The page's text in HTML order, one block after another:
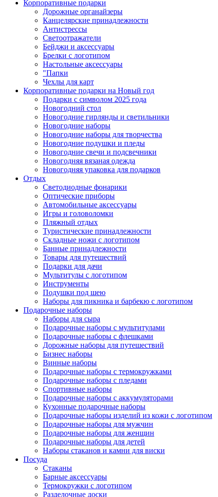
Корпоративные подарки
Дорожные органайзеры
Канцелярские принадлежности
Антистрессы
Светоотражатели
Бейджи и аксессуары
Брелки с логотипом
Настольные аксессуары
"Папки
Чехлы для карт
Корпоративные подарки на Новый год
Подарки с символом 2025 года
Новогодний стол
Новогодние гирлянды и светильники
Новогодние наборы
Новогодние наборы для творчества
Новогодние подушки и пледы
Новогодние свечи и подсвечники
Новогодняя вязаная одежда
Новогодняя упаковка для подарков
Отдых
Светодиодные фонарики
Оптические приборы
Автомобильные аксессуары
Игры и головоломки
Пляжный отдых
Туристические принадлежности
Складные ножи с логотипом
Банные принадлежности
Товары для путешествий
Подарки для дачи
Мультитулы с логотипом
Инструменты
Подушки под шею
Наборы для пикника и барбекю с логотипом
Подарочные наборы
Наборы для сыра
Подарочные наборы с мультитулами
Подарочные наборы с флешками
Дорожные наборы для путешествий
Бизнес наборы
Винные наборы
Подарочные наборы с термокружками
Подарочные наборы с пледами
Спортивные наборы
Подарочные наборы с аккумуляторами
Кухонные подарочные наборы
Подарочные наборы изделий из кожи с логотипом
Подарочные наборы для мужчин
Подарочные наборы для женщин
Подарочные наборы для детей
Наборы стаканов и камни для виски
Посуда
Стаканы
Барные аксессуары
Термокружки с логотипом
Разделочные доски